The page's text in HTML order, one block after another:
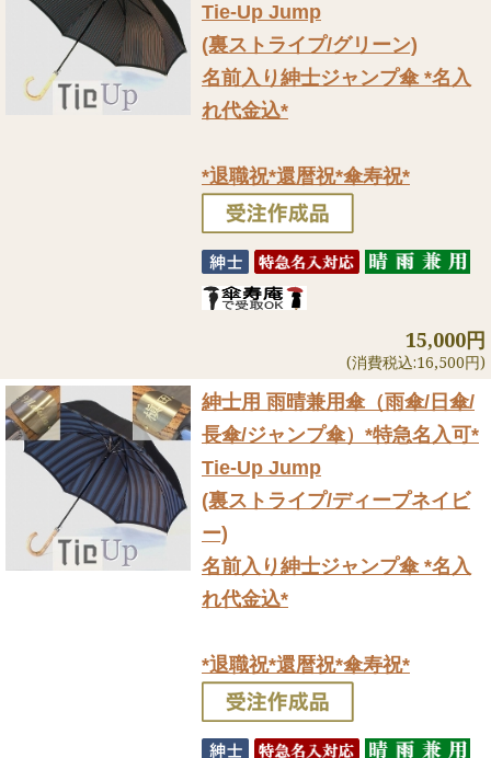
Tie-Up Jump
(裏ストライプ/グリーン)
名前入り紳士ジャンプ傘 *名入
れ代金込*
*退職祝*還暦祝*傘寿祝*
15,000円
(消費税込:16,500円)
紳士用 雨晴兼用傘（雨傘/日傘/
長傘/ジャンプ傘） *特急名入可*
Tie-Up Jump
(裏ストライプ/ディープネイビ
ー)
名前入り紳士ジャンプ傘 *名入
れ代金込*
*退職祝*還暦祝*傘寿祝*